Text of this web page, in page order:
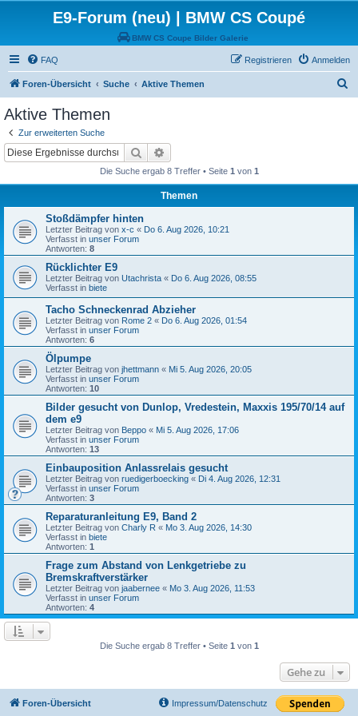
E9-Forum (neu) | BMW CS Coupé
BMW CS Coupe Bilder Galerie
FAQ Anmelden
Registrieren
Foren-Übersicht Suche Aktive Themen
Aktive Themen
Zur erweiterten Suche
Suche
Die Suche ergab 8 Treffer • Seite 1 von 1
Themen
Stoßdämpfer hinten
Letzter Beitrag von x-c « Do 6. Aug 2026, 10:21
Verfasst in unser Forum
Antworten: 8
Rücklichter E9
Letzter Beitrag von Utachrista « Do 6. Aug 2026, 08:55
Verfasst in biete
Tacho Schneckenrad Abzieher
Letzter Beitrag von Rome 2 « Do 6. Aug 2026, 01:54
Verfasst in unser Forum
Antworten: 6
Ölpumpe
Letzter Beitrag von jhettmann « Mi 5. Aug 2026, 20:05
Verfasst in unser Forum
Antworten: 10
Bilder gesucht von Dunlop, Vredestein, Maxxis 195/70/14 auf
dem e9
Letzter Beitrag von Beppo « Mi 5. Aug 2026, 17:06
Verfasst in unser Forum
Antworten: 13
Einbauposition Anlassrelais gesucht
Letzter Beitrag von ruedigerboecking « Di 4. Aug 2026, 12:31
Verfasst in unser Forum
Antworten: 3
Reparaturanleitung E9, Band 2
Letzter Beitrag von Charly R « Mo 3. Aug 2026, 14:30
Verfasst in biete
Antworten: 1
Frage zum Abstand von Lenkgetriebe zu
Bremskraftverstärker
Letzter Beitrag von jaabernee « Mo 3. Aug 2026, 11:53
Verfasst in unser Forum
Antworten: 4
Die Suche ergab 8 Treffer • Seite 1 von 1
Gehe zu
Foren-Übersicht Impressum/Datenschutz